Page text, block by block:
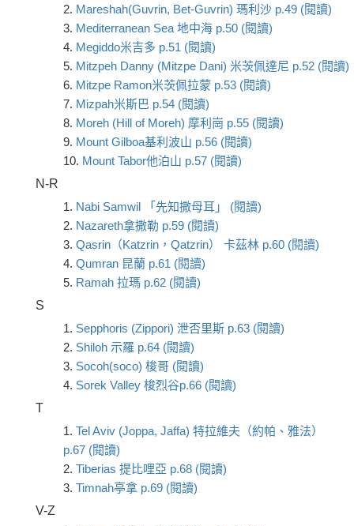
2. Mareshah(Guvrin, Bet-Guvrin) 瑪利沙 p.49 (閱讀)
3. Mediterranean Sea 地中海 p.50 (閱讀)
4. Megiddo米吉多 p.51 (閱讀)
5. Mitzpeh Danny (Mitzpe Dani) 米茨佩達尼 p.52 (閱讀)
6. Mitzpe Ramon米茨佩拉蒙 p.53 (閱讀)
7. Mizpah米斯巴 p.54 (閱讀)
8. Moreh (Hill of Moreh) 摩利崗 p.55 (閱讀)
9. Mount Gilboa基利波山 p.56 (閱讀)
10. Mount Tabor他泊山 p.57 (閱讀)
N-R
1. Nabi Samwil 「先知撒母耳」 (閱讀)
2. Nazareth拿撒勒 p.59 (閱讀)
3. Qasrin（Katzrin，Qatzrin） 卡茲林 p.60 (閱讀)
4. Qumran 昆蘭 p.61 (閱讀)
5. Ramah 拉瑪 p.62 (閱讀)
S
1. Sepphoris (Zippori) 泄否里斯 p.63 (閱讀)
2. Shiloh 示羅 p.64 (閱讀)
3. Socoh(soco) 梭哥 (閱讀)
4. Sorek Valley 梭烈谷p.66 (閱讀)
T
1. Tel Aviv (Joppa, Jaffa) 特拉維夫（約帕、雅法）
p.67 (閱讀)
2. Tiberias 提比哩亞 p.68 (閱讀)
3. Timnah亭拿 p.69 (閱讀)
V-Z